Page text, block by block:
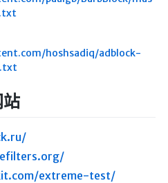
hoshsadiq/adblock-
extreme-test/